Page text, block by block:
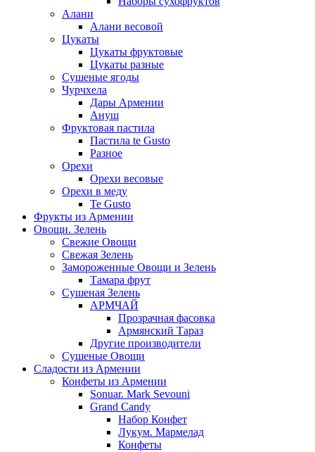
Алани
Алани весовой
Цукаты
Цукаты фруктовые
Цукаты разные
Сушеные ягоды
Чурчхела
Дары Армении
Ануш
Фруктовая пастила
Пастила te Gusto
Разное
Орехи
Орехи весовые
Орехи в меду
Te Gusto
Фрукты из Армении
Овощи. Зелень
Свежие Овощи
Свежая Зелень
Замороженные Овощи и Зелень
Тамара фрут
Сушеная Зелень
АРМЧАЙ
Прозрачная фасовка
Армянский Тараз
Другие производители
Сушеные Овощи
Сладости из Армении
Конфеты из Армении
Sonuar. Mark Sevouni
Grand Candy
Набор Конфет
Лукум. Мармелад
Конфеты